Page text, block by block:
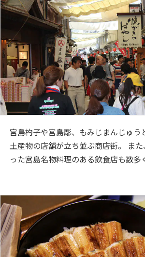
宮島杓子や宮島彫、もみじまんじゅう
土産物の店舗が立ち並ぶ商店街。 ま
った宮島名物料理のある飲食店も数多